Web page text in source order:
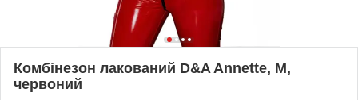
Комбінезон лакований D&A Annette, M,
червоний